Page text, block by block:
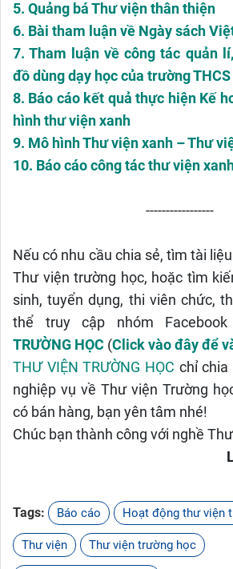
5. Quảng bá Thư viện thân thiện
6. Bài tham luận về Ngày sách
7. Tham luận về công tác quản
đồ dùng dạy học của trường
8. Báo cáo kết quả thực hiện Kế
hình thư viện xanh
9. Mô hình Thư viện xanh – Thư
10. Báo cáo công tác thư viện
-----------------
Nếu có nhu cầu chia sẻ, tìm tài
Thư viện trường học, hoặc tìm
sinh, tuyển dụng, thi viên chức,
thể truy cập nhóm Facebook
TRƯỜNG HỌC (Click vào đây để
THƯ VIỆN TRƯỜNG HỌC chỉ chia
nghiệp vụ về Thư viện Trường
có bán hàng, bạn yên tâm nhé!
Chúc bạn thành công với nghề
Tags: Báo cáo Hoạt động thư viện
Thư viện Thư viện trường học